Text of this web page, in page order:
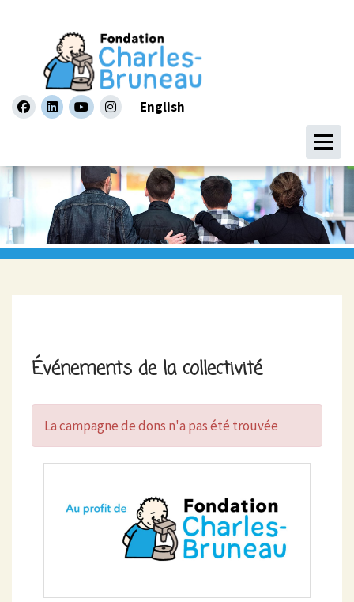
facebooklinkedinyoutubeinstagramEnglish
Événements de la collectivité
La campagne de dons n'a pas été trouvée